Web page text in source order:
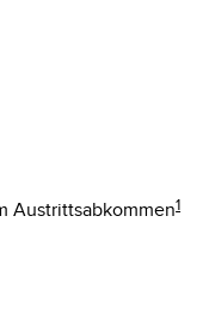
Austrittsabkommen1